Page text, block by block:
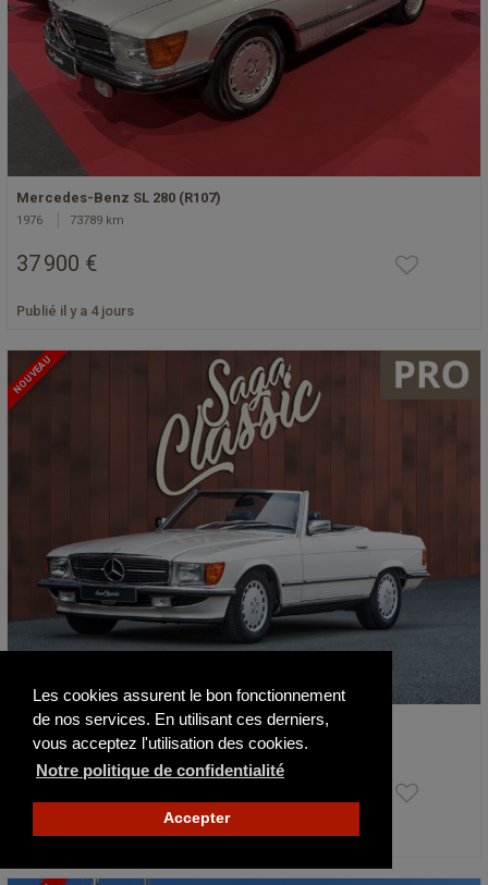
Les cookies assurent le bon fonctionnement
de nos services. En utilisant ces derniers,
vous acceptez l'utilisation des cookies.
Notre politique de confidentialité
Accepter
Mercedes-Benz SL 280 (R107)
1976 73789 km
37 900 €
Publié il y a 4 jours
NOUVEAU
Mercedes-Benz SL 500 (R107)
1980 39500 km
Publié il y a 4 jours